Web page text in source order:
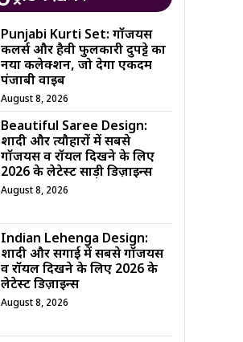
Punjabi Kurti Set: गॉर्जियस
कलर्स और हैवी फुलकारी दुपट्टे का
नया कलेक्शन, जो देगा एकदम
पंजाबी वाइब
August 8, 2026
Beautiful Saree Design:
शादी और त्यौहारों में सबसे
गॉर्जियस व रॉयल दिखने के लिए
2026 के लेटेस्ट साड़ी डिज़ाइन्स
August 8, 2026
Indian Lehenga Design:
शादी और सगाई में सबसे गॉर्जियस
व रॉयल दिखने के लिए 2026 के
लेटेस्ट डिज़ाइन्स
August 8, 2026